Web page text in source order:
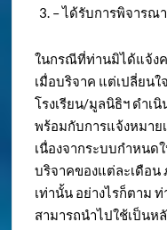
– ได้รับการพิจารณ
ในกรณีที่ท่านมิได้แจ้ง
เมื่อบริจาค แต่เปลี่ยน
โรงเรียน/มูลนิธิฯ ดำเ
พร้อมกับการแจ้งหมา
เนื่องจากระบบกำหนด
บริจาคของแต่ละเดือน
เท่านั้น อย่างไรก็ตาม
สามารถนำไปใช้เป็นห